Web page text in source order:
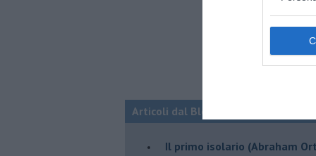
Articoli dal Blog “Storielba” di
Il primo isolario (Abraham